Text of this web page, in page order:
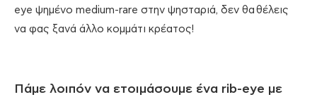
eye ψημένο medium-rare στην ψησταριά, δεν θα θέλεις
να φας ξανά άλλο κομμάτι κρέατος!
Πάμε λοιπόν να ετοιμάσουμε ένα rib-eye με